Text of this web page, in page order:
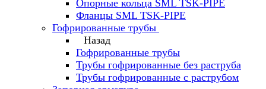
Опорные кольца SML TSK-PIPE
Фланцы SML TSK-PIPE
Гофрированные трубы
Назад
Гофрированные трубы
Трубы гофрированные без раструба
Трубы гофрированные с раструбом